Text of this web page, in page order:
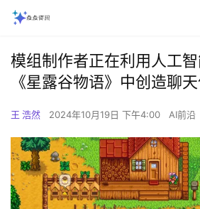
模组制作者正在利用人工
《星露谷物语》中创造聊
王 浩然 2024年10月19日 下午4:00 AI前沿